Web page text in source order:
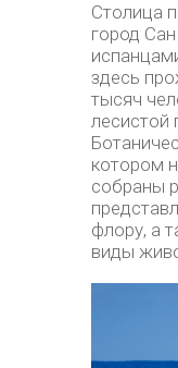
Столица
город
здесь
тысяч
лесистой
котором
собраны
флору, а
виды